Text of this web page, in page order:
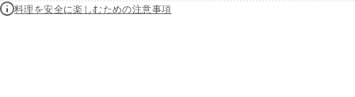
料理を安全に楽しむための注意事項